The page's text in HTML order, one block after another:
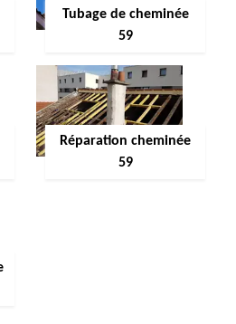
Tubage de cheminée
59
Réparation cheminée
59